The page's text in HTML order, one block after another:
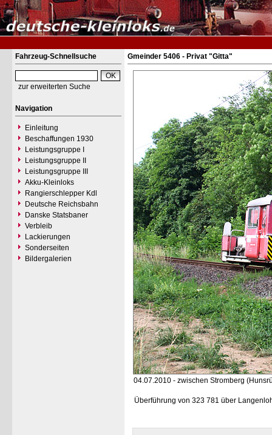
Fahrzeug-Schnellsuche
zur erweiterten Suche
Navigation
Einleitung
Beschaffungen 1930
Leistungsgruppe I
Leistungsgruppe II
Leistungsgruppe III
Akku-Kleinloks
Rangierschlepper Kdl
Deutsche Reichsbahn
Danske Statsbaner
Verbleib
Lackierungen
Sonderseiten
Bildergalerien
Gmeinder 5406 - Privat "Gitta"
04.07.2010 - zwischen Stromberg
Überführung von 323 781 über